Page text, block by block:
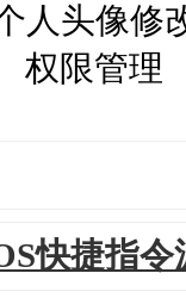
人头像
限管理
快捷指